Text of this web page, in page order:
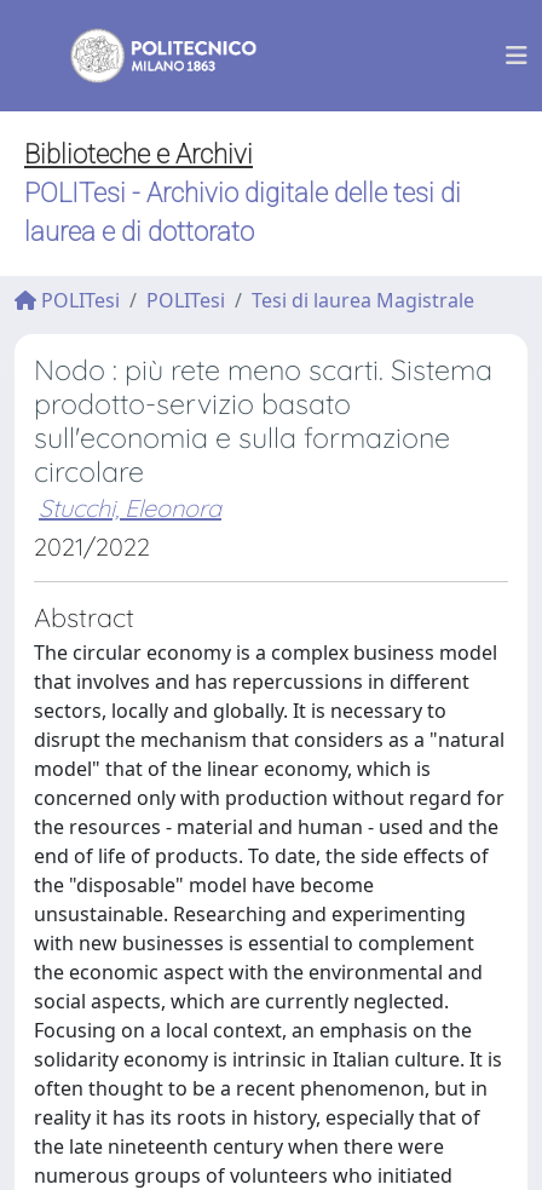
Biblioteche e Archivi
POLITesi - Archivio digitale delle tesi di
laurea e di dottorato
POLITesi POLITesi Tesi di laurea Magistrale
Nodo : più rete meno scarti. Sistema
prodotto-servizio basato
sull'economia e sulla formazione
circolare
Stucchi, Eleonora
2021/2022
Abstract
The circular economy is a complex business model
that involves and has repercussions in different
sectors, locally and globally. It is necessary to
disrupt the mechanism that considers as a "natural
model" that of the linear economy, which is
concerned only with production without regard for
the resources - material and human - used and the
end of life of products. To date, the side effects of
the "disposable" model have become
unsustainable. Researching and experimenting
with new businesses is essential to complement
the economic aspect with the environmental and
social aspects, which are currently neglected.
Focusing on a local context, an emphasis on the
solidarity economy is intrinsic in Italian culture. It is
often thought to be a recent phenomenon, but in
reality it has its roots in history, especially that of
the late nineteenth century when there were
numerous groups of volunteers who initiated